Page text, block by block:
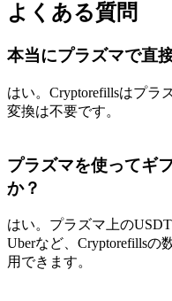
よくある質問
本当にプラズマで直
はい。Cryptorefillsはプラ
変換は不要です。
プラズマを使ってギ
か？
はい。プラズマ上のUSDT
Uberなど、Cryptorefillsの
用できます。